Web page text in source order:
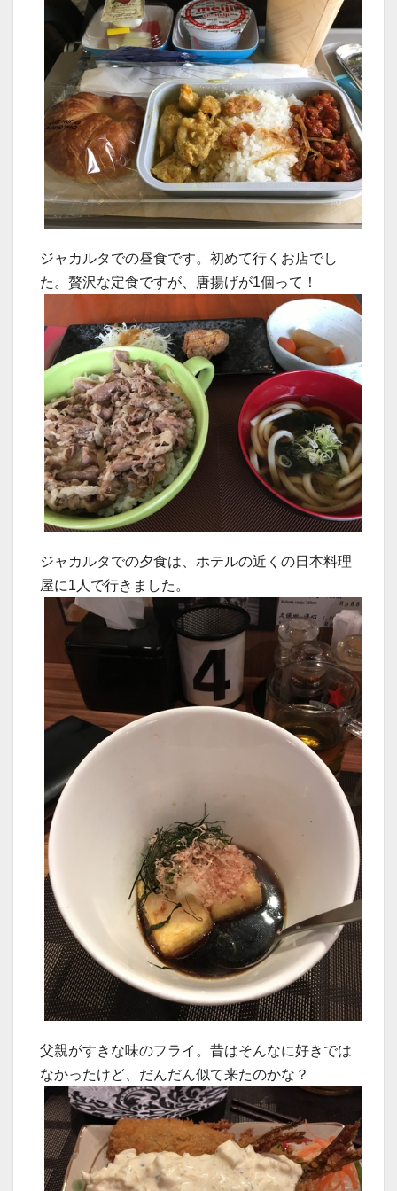
ジャカルタでの昼食です。初めて行くお店でし
た。贅沢な定食ですが、唐揚げが1個って！
ジャカルタでの夕食は、ホテルの近くの日本料理
屋に1人で行きました。
父親がすきな味のフライ。昔はそんなに好きでは
なかったけど、だんだん似て来たのかな？